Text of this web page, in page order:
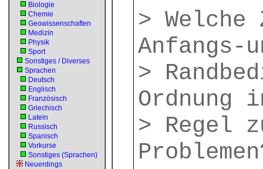
Biologie
Chemie
Geowissenschaften
Medizin
Physik
Sport
Sonstiges / Diverses
Sprachen
Deutsch
Englisch
Französisch
Griechisch
Latein
Russisch
Spanisch
Vorkurse
Sonstiges (Sprachen)
Neuerdings
>
Anfangs-
>
Ordnung
> Regel